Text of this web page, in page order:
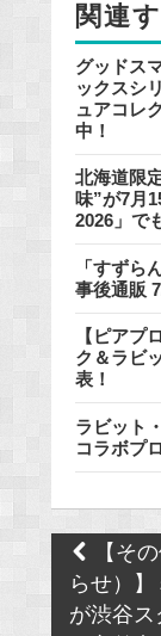
関連
グッドス
ックスシ
ュアコレ
中！
北海道限
味”が7月
2026」で
「すずら
事後通販
【ピアプ
ク＆ラビ
表！
ラビット
コラボプ
Post【そ
らせ）
が渋谷ス